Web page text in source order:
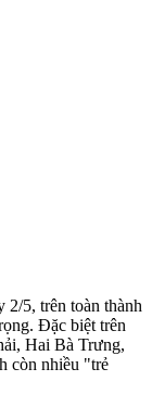
2/5, trên toàn thành
Đặc biệt trên
Hai Bà Trưng,
còn nhiều "trẻ